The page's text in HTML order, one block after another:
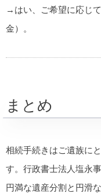
→はい、ご希望に応じ
金）。
まとめ
相続手続きはご遺族に
す。行政書士法人塩永
円満な遺産分割と円滑